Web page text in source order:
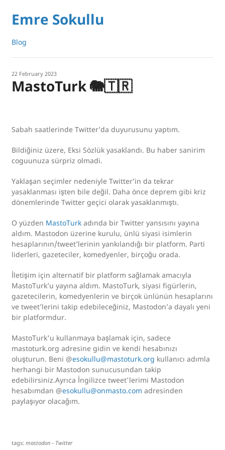
Emre Sokullu
Blog
22 February 2023
MastoTurk 🐘🇹🇷
Sabah saatlerinde Twitter’da duyurusunu yaptım.
Bildiğiniz üzere, Eksi Sözlük yasaklandı. Bu haber sanirim
coguunuza sürpriz olmadi.
Yaklaşan seçimler nedeniyle Twitter’in da tekrar
yasaklanması işten bile değil. Daha önce deprem gibi kriz
dönemlerinde Twitter geçici olarak yasaklanmıştı.
O yüzden MastoTurk adında bir Twitter yansısını yayına
aldım. Mastodon üzerine kurulu, ünlü siyasi isimlerin
hesaplarının/tweet’lerinin yankılandığı bir platform. Parti
liderleri, gazeteciler, komedyenler, birçoğu orada.
İletişim için alternatif bir platform sağlamak amacıyla
MastoTurk’u yayına aldım. MastoTurk, siyasi figürlerin,
gazetecilerin, komedyenlerin ve birçok ünlünün hesaplarını
ve tweet’lerini takip edebileceğiniz, Mastodon’a dayalı yeni
bir platformdur.
MastoTurk'u kullanmaya başlamak için, sadece
mastoturk.org adresine gidin ve kendi hesabınızı
oluşturun. Beni @esokullu@mastoturk.org kullanıcı adımla
herhangi bir Mastodon sunucusundan takip
edebilirsiniz.Ayrıca İngilizce tweet'lerimi Mastodon
hesabımdan @esokullu@onmasto.com adresinden
paylaşıyor olacağım.
tags: mastodon - Twitter